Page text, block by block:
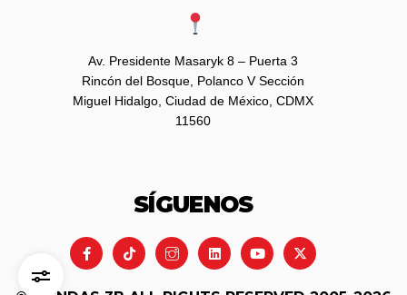
Av. Presidente Masaryk 8 – Puerta 3
Rincón del Bosque, Polanco V Sección
Miguel Hidalgo, Ciudad de México, CDMX
11560
SÍGUENOS